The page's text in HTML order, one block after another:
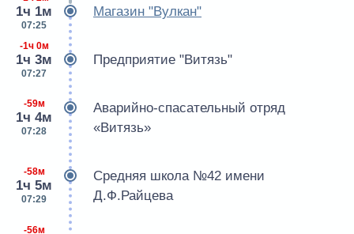
1ч 1м
07:25
Магазин "Вулкан"
-1ч 0м
1ч 3м
07:27
Предприятие "Витязь"
-59м
1ч 4м
07:28
Аварийно-спасательный отряд
«Витязь»
-58м
1ч 5м
07:29
Средняя школа №42 имени
Д.Ф.Райцева
-56м